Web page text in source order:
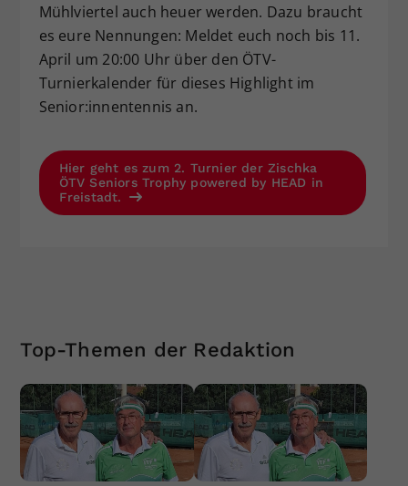
Mühlviertel auch heuer werden. Dazu braucht
es eure Nennungen: Meldet euch noch bis 11.
April um 20:00 Uhr über den ÖTV-
Turnierkalender für dieses Highlight im
Senior:innentennis an.
Hier geht es zum 2. Turnier der Zischka
ÖTV Seniors Trophy powered by HEAD in
Freistadt.
Top-Themen der Redaktion